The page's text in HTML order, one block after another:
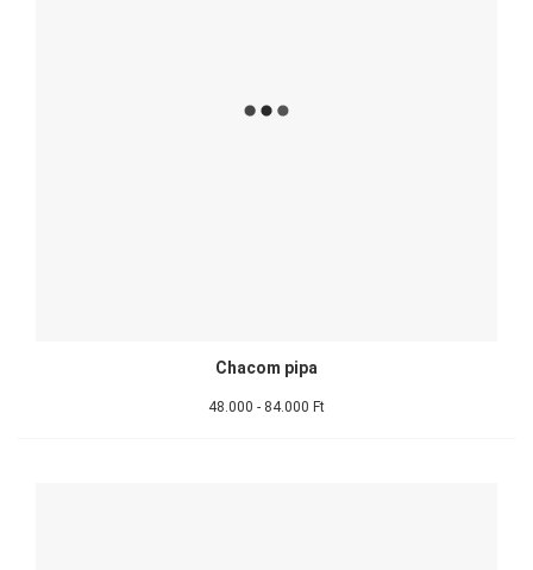
Chacom pipa
48.000 - 84.000 Ft